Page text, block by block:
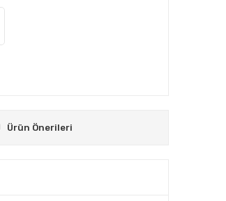
Ürün Önerileri